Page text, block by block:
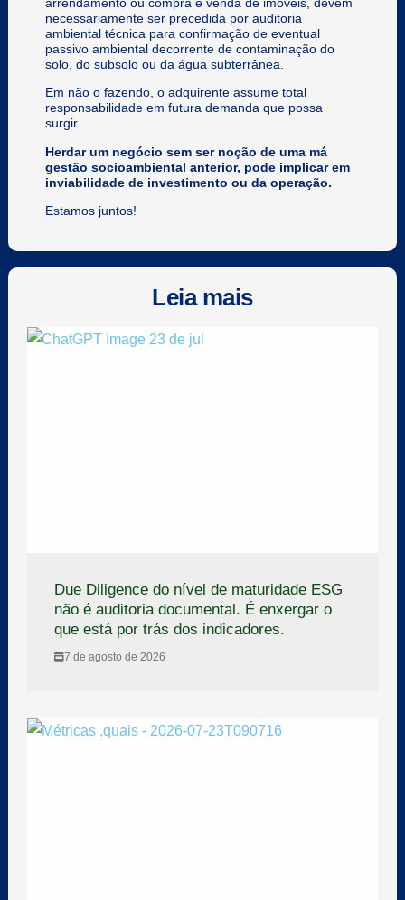
necessariamente ser precedida por auditoria
ambiental técnica para confirmação de eventual
passivo ambiental decorrente de contaminação do
solo, do subsolo ou da água subterrânea.
Em não o fazendo, o adquirente assume total
responsabilidade em futura demanda que possa
surgir.
Herdar um negócio sem ser noção de uma má
gestão socioambiental anterior, pode implicar em
inviabilidade de investimento ou da operação.
Estamos juntos!
Leia mais
Due Diligence do nível de maturidade ESG
não é auditoria documental. É enxergar o
que está por trás dos indicadores.
7 de agosto de 2026